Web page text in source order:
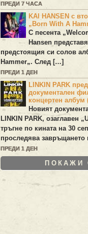
ПРЕДИ 7 ЧАСА
KAI HANSEN с
„Born With A
С песента „
Hansen
предстоящия си солов
Hammer„. След […]
ПРЕДИ 1 ДЕН
LINKIN PARK
документален
концертен албум
Новият
LINKIN PARK, озаглавен
тръгне по кината на 30
проследява завръщането
ПРЕДИ 1 ДЕН
ПОКАЖИ